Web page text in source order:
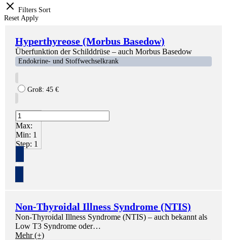
Filters Sort
Reset Apply
Hyperthyreose (Morbus Basedow)
Überfunktion der Schilddrüse – auch Morbus Basedow
Endokrine- und Stoffwechselkrank
Groß: 45 €
Max:
Min: 1
Step: 1
+
Non-Thyroidal Illness Syndrome (NTIS)
Non-Thyroidal Illness Syndrome (NTIS) – auch bekannt als
Low T3 Syndrome oder…
Mehr (+)